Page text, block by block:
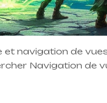
navigation de
Navigation de